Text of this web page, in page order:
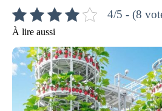
4/5 - (8
À lire aussi